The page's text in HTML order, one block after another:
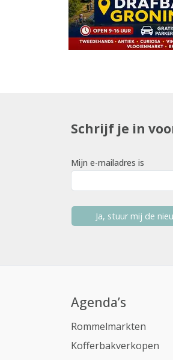
Schrijf je in
Mijn e-mailadres is
Ja, stuur mij
Agenda’s
Rommelmarkten
Kofferbakverkopen